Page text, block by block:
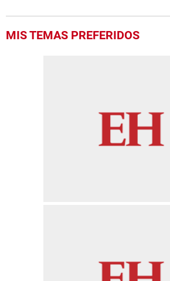
MIS TEMAS PREFERIDOS